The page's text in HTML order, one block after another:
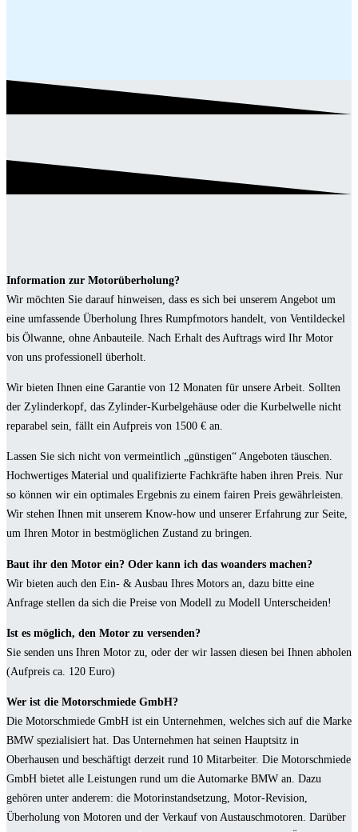
Information zur Motorüberholung?
Wir möchten Sie darauf hinweisen, dass es sich bei unserem Angebot um
eine umfassende Überholung Ihres Rumpfmotors handelt, von Ventildeckel
bis Ölwanne, ohne Anbauteile. Nach Erhalt des Auftrags wird Ihr Motor
von uns professionell überholt.
Wir bieten Ihnen eine Garantie von 12 Monaten für unsere Arbeit. Sollten
der Zylinderkopf, das Zylinder-Kurbelgehäuse oder die Kurbelwelle nicht
reparabel sein, fällt ein Aufpreis von 1500 € an.
Lassen Sie sich nicht von vermeintlich „günstigen“ Angeboten täuschen.
Hochwertiges Material und qualifizierte Fachkräfte haben ihren Preis. Nur
so können wir ein optimales Ergebnis zu einem fairen Preis gewährleisten.
Wir stehen Ihnen mit unserem Know-how und unserer Erfahrung zur Seite,
um Ihren Motor in bestmöglichen Zustand zu bringen.
Baut ihr den Motor ein? Oder kann ich das woanders machen?
Wir bieten auch den Ein- & Ausbau Ihres Motors an, dazu bitte eine
Anfrage stellen da sich die Preise von Modell zu Modell Unterscheiden!
Ist es möglich, den Motor zu versenden?
Sie senden uns Ihren Motor zu, oder der wir lassen diesen bei Ihnen abholen
(Aufpreis ca. 120 Euro)
Wer ist die Motorschmiede GmbH?
Die Motorschmiede GmbH ist ein Unternehmen, welches sich auf die Marke
BMW spezialisiert hat. Das Unternehmen hat seinen Hauptsitz in
Oberhausen und beschäftigt derzeit rund 10 Mitarbeiter. Die Motorschmiede
GmbH bietet alle Leistungen rund um die Automarke BMW an. Dazu
gehören unter anderem: die Motorinstandsetzung, Motor-Revision,
Überholung von Motoren und der Verkauf von Austauschmotoren. Darüber